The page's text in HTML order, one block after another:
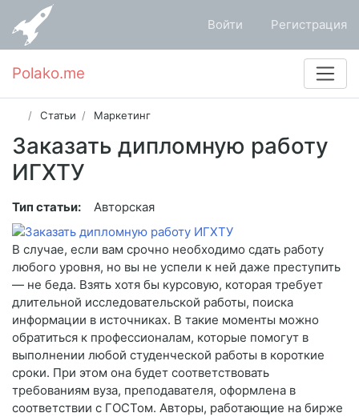
Войти Регистрация
Polako.me
Статьи Маркетинг
Заказать дипломную работу
ИГХТУ
Тип статьи: Авторская
В случае, если вам срочно необходимо сдать работу
любого уровня, но вы не успели к ней даже преступить
— не беда. Взять хотя бы курсовую, которая требует
длительной исследовательской работы, поиска
информации в источниках. В такие моменты можно
обратиться к профессионалам, которые помогут в
выполнении любой студенческой работы в короткие
сроки. При этом она будет соответствовать
требованиям вуза, преподавателя, оформлена в
соответствии с ГОСТом. Авторы, работающие на бирже